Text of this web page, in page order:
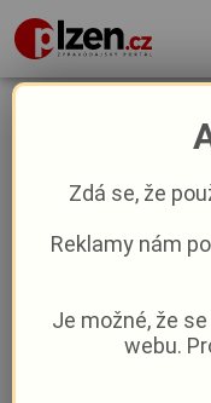
Hyský
velkým
Zdá se, že
Reklamy nám
Je možné, že
webu.